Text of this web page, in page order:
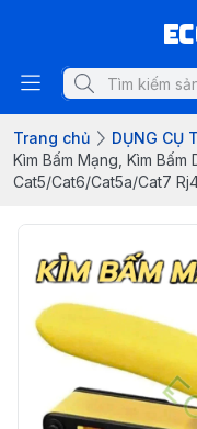
Trang chủ
DỤNG CỤ
Kìm Bấm Mạng, Kìm
Cat5/Cat6/Cat5a/Cat7